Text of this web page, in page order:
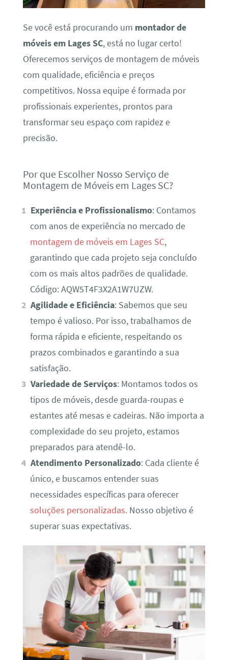
Se você está procurando um montador de
móveis em Lages SC, está no lugar certo!
Oferecemos serviços de montagem de móveis
com qualidade, eficiência e preços
competitivos. Nossa equipe é formada por
profissionais experientes, prontos para
transformar seu espaço com rapidez e
precisão.
Por que Escolher Nosso Serviço de
Montagem de Móveis em Lages SC?
Experiência e Profissionalismo: Contamos
com anos de experiência no mercado de
montagem de móveis em Lages SC,
garantindo que cada projeto seja concluído
com os mais altos padrões de qualidade.
Código: AQW5T4F3X2A1W7UZW.
Agilidade e Eficiência: Sabemos que seu
tempo é valioso. Por isso, trabalhamos de
forma rápida e eficiente, respeitando os
prazos combinados e garantindo a sua
satisfação.
Variedade de Serviços: Montamos todos os
tipos de móveis, desde guarda-roupas e
estantes até mesas e cadeiras. Não importa a
complexidade do seu projeto, estamos
preparados para atendê-lo.
Atendimento Personalizado: Cada cliente é
único, e buscamos entender suas
necessidades específicas para oferecer
soluções personalizadas. Nosso objetivo é
superar suas expectativas.